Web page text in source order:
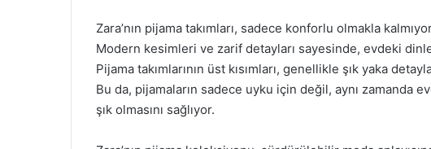
Zara’nın pijama takımları, sadece konforlu olmakla
Modern kesimleri ve zarif detayları sayesinde, evdeki
Pijama takımlarının üst kısımları, genellikle şık yaka
Bu da, pijamaların sadece uyku için değil, aynı zamanda
şık olmasını sağlıyor.